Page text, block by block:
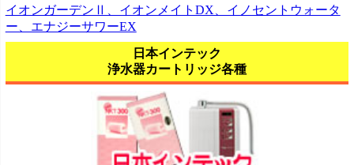
イオンガーデンⅡ、イオンメイトDX、イノセントウォータ
ー、エナジーサワーEX
日本インテック
浄水器カートリッジ各種